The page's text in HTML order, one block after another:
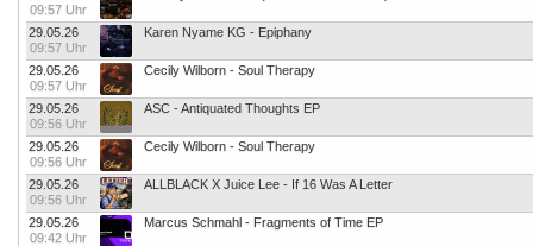
09:57 Uhr
29.05.26
09:57 Uhr
Karen Nyame KG - Epiphany
29.05.26
09:57 Uhr
Cecily Wilborn - Soul Therapy
29.05.26
09:56 Uhr
ASC - Antiquated Thoughts EP
29.05.26
09:56 Uhr
Cecily Wilborn - Soul Therapy
29.05.26
09:56 Uhr
ALLBLACK X Juice Lee - If 16 Was A Letter
29.05.26
09:42 Uhr
Marcus Schmahl - Fragments of Time EP